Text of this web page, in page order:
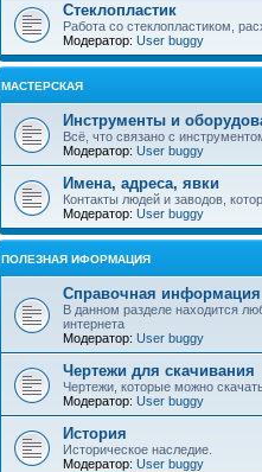
Стеклопластик
Работа со стеклопластиком,
Модератор: User buggy
МАСТЕРСКАЯ
Инструменты и
Всё, что связано с
Модератор: User buggy
Имена, адреса, явки
Контакты людей и заводов,
Модератор: User buggy
ПОЛЕЗНАЯ ИФОРМАЦИЯ
Справочная информация
В данном разделе находится
интернета
Модератор: User buggy
Чертежи для скачивания
Чертежи, которые можно
Модератор: User buggy
История
Историческое наследие.
Модератор: User buggy